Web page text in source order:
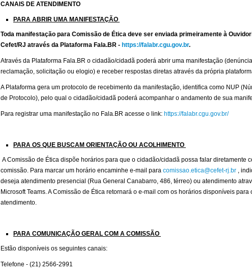
CANAIS DE ATENDIMENTO
PARA ABRIR UMA MANIFESTAÇÃO
Toda manifestação para Comissão de Ética deve ser enviada primeiramente à
Cefet/RJ através da Plataforma Fala.BR - https://falabr.cgu.gov.br.
Através da Plataforma Fala.BR o cidadão/cidadã poderá abrir uma manifestação
reclamação, solicitação ou elogio) e receber respostas diretas através da própria
A Plataforma gera um protocolo de recebimento da manifestação, identifica como NUP
de Protocolo), pelo qual o cidadão/cidadã poderá acompanhar o andamento de sua
Para registrar uma manifestação no Fala.BR acesse o link: https://falabr.cgu.gov.br/
PARA OS QUE BUSCAM ORIENTAÇÃO OU ACOLHIMENTO
A Comissão de Ética dispõe horários para que o cidadão/cidadã possa falar diretamente
comissão. Para marcar um horário encaminhe e-mail para comissao.etica@cefet-rj.br ,
deseja atendimento presencial (Rua General Canabarro, 486, térreo) ou atendimento
Microsoft Teams. A Comissão de Ética retornará o e-mail com os horários disponíveis para
atendimento.
PARA COMUNICAÇÃO GERAL COM A COMISSÃO
Estão disponíveis os seguintes canais:
Telefone - (21) 2566-2991